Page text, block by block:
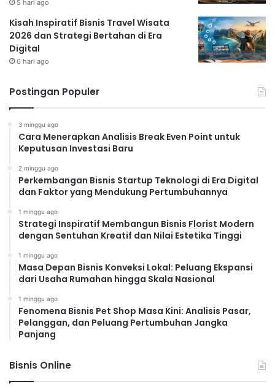
5 hari ago
Kisah Inspiratif Bisnis Travel Wisata
2026 dan Strategi Bertahan di Era
Digital
6 hari ago
Postingan Populer
3 minggu ago
Cara Menerapkan Analisis Break Even Point untuk
Keputusan Investasi Baru
2 minggu ago
Perkembangan Bisnis Startup Teknologi di Era Digital
dan Faktor yang Mendukung Pertumbuhannya
1 minggu ago
Strategi Inspiratif Membangun Bisnis Florist Modern
dengan Sentuhan Kreatif dan Nilai Estetika Tinggi
1 minggu ago
Masa Depan Bisnis Konveksi Lokal: Peluang Ekspansi
dari Usaha Rumahan hingga Skala Nasional
1 minggu ago
Fenomena Bisnis Pet Shop Masa Kini: Analisis Pasar,
Pelanggan, dan Peluang Pertumbuhan Jangka
Panjang
Bisnis Online